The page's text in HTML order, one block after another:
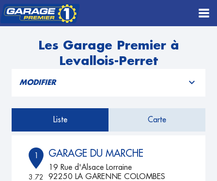
Les Garage Premier à
Levallois-Perret
MODIFIER
Liste Carte
1
3.72
GARAGE DU MARCHE
19 Rue d'Alsace Lorraine
92250 LA GARENNE COLOMBES